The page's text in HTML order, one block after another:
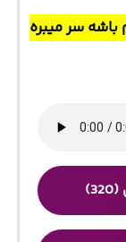
سر میبره